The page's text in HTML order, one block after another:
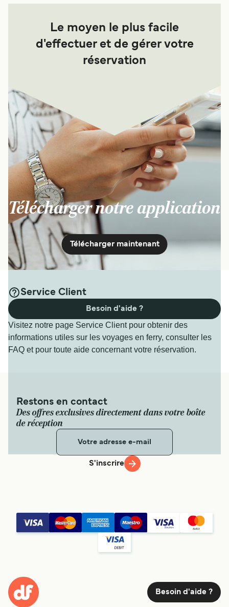
Le moyen le plus facile
d'effectuer et de gérer votre
réservation
Télécharger notre application
Télécharger maintenant
Service Client
Visitez notre page Service Client pour obtenir des
informations utiles sur les voyages en ferry, consulter les
FAQ et pour toute aide concernant votre réservation.
Besoin d'aide ?
Restons en contact
Des offres exclusives directement dans votre boîte
de réception
S'inscrire
Besoin d'aide ?